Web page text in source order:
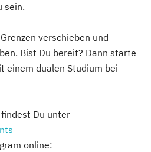
sein.
verschieben und
Bist Du bereit? Dann starte
einem dualen Studium bei
Du unter
online: